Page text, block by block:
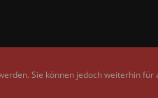
Sie können jedoch weiterhin